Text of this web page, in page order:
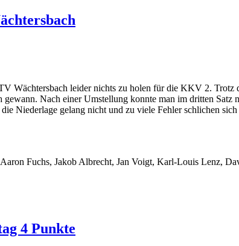
Wächtersbach leider nichts zu holen für die KKV 2. Trotz
Nach einer Umstellung konnte man im dritten
Niederlage gelang nicht und zu viele Fehler schlichen
Fuchs, Jakob Albrecht, Jan Voigt, Karl-Louis Lenz,
4 Punkte